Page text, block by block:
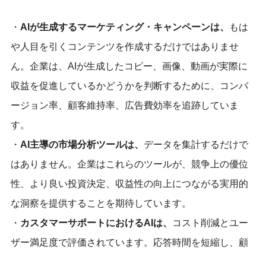
・ AIが生成するマーケティング・キャンペーンは、
もは
や人目を引くコンテンツを作成するだけではありませ
ん。企業は、AIが生成したコピー、画像、動画が実際に
収益を促進しているかどうかを判断するために、コンバ
ージョン率、顧客維持率、広告費効率を追跡していま
す。
・ AI主導の市場分析ツールは、 データを集計するだけで
はありません。企業はこれらのツールが、競争上の優位
性、より良い投資決定、収益性の向上につながる実用的
な洞察を提供することを期待しています。
・ カスタマーサポートにおけるAIは、
コスト削減とユー
ザー満足度で評価されています。応答時間を短縮し、顧